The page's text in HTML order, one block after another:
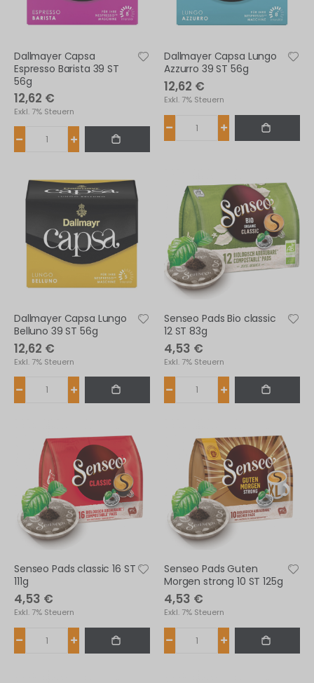
Dallmayer Capsa
Espresso Barista 39 ST
56g
12,62 €
Exkl. 7% Steuern
Dallmayer Capsa Lungo
Azzurro 39 ST 56g
12,62 €
Exkl. 7% Steuern
Dallmayer Capsa Lungo
Belluno 39 ST 56g
12,62 €
Exkl. 7% Steuern
Senseo Pads Bio classic
12 ST 83g
4,53 €
Exkl. 7% Steuern
Senseo Pads classic 16 ST
111g
4,53 €
Exkl. 7% Steuern
Senseo Pads Guten
Morgen strong 10 ST 125g
4,53 €
Exkl. 7% Steuern